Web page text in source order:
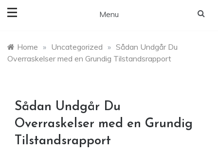
Menu
Home » Uncategorized » Sådan Undgår Du
Overraskelser med en Grundig Tilstandsrapport
Sådan Undgår Du
Overraskelser med en Grundig
Tilstandsrapport